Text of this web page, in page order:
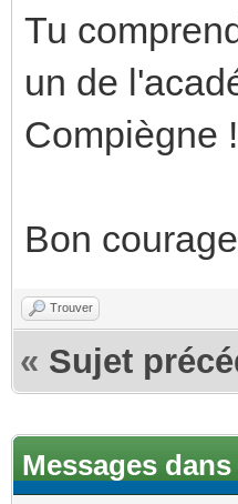
Tu
un de
Compiègne !
Bon
Trouver
« Sujet
Messages